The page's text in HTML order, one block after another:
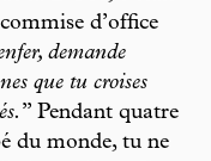
d’office
demande
que tu croises
” Pendant quatre
du monde, tu ne